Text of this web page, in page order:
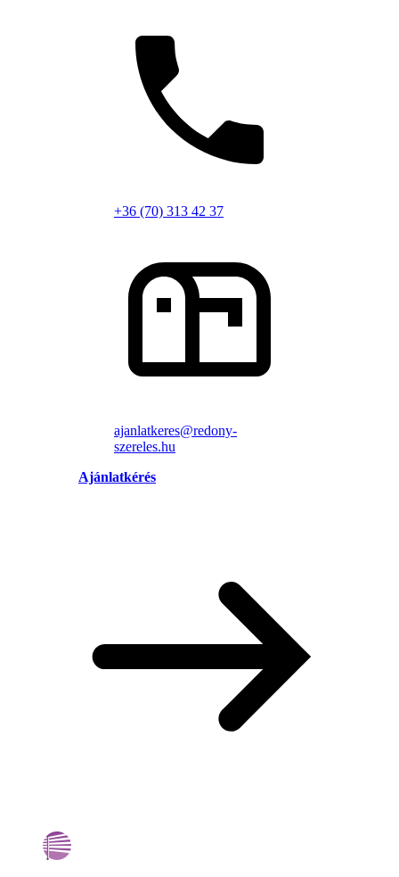
+36 (70) 313 42 37
ajanlatkeres@redony-
szereles.hu
Ajánlatkérés